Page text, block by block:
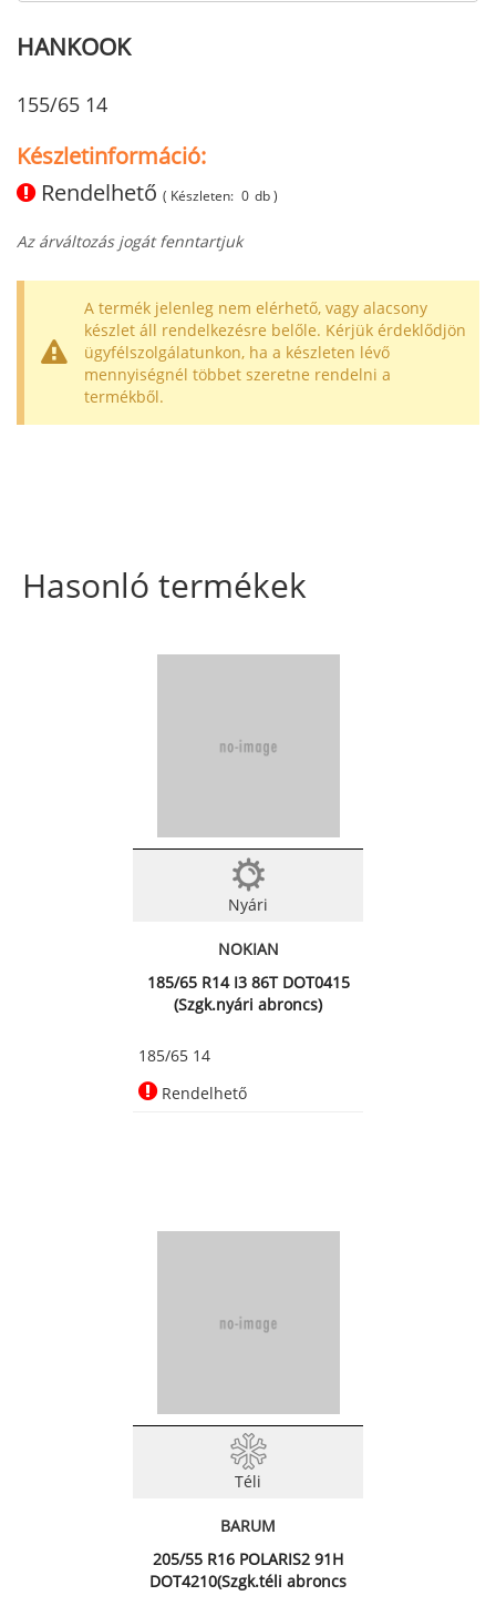
HANKOOK
155/65 14
Készletinformáció:
Rendelhető ( Készleten: 0 db )
Az árváltozás jogát fenntartjuk
A termék jelenleg nem elérhető, vagy alacsony
készlet áll rendelkezésre belőle. Kérjük érdeklődjön
ügyfélszolgálatunkon, ha a készleten lévő
mennyiségnél többet szeretne rendelni a
termékből.
Hasonló termékek
Nyári
NOKIAN
185/65 R14 I3 86T DOT0415
(Szgk.nyári abroncs)
185/65 14
Rendelhető
Téli
BARUM
205/55 R16 POLARIS2 91H
DOT4210(Szgk.téli abroncs